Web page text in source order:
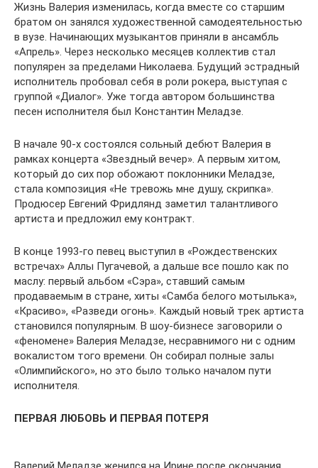
Жизнь Валерия изменилась, когда вместе со старшим
братом он занялся художественной самодеятельностью
в вузе. Начинающих музыкантов приняли в ансамбль
«Апрель». Через несколько месяцев коллектив стал
популярен за пределами Николаева. Будущий эстрадный
исполнитель пробовал себя в роли рокера, выступая с
группой «Диалог». Уже тогда автором большинства
песен исполнителя был Константин Меладзе.
В начале 90-х состоялся сольный дебют Валерия в
рамках концерта «Звездный вечер». А первым хитом,
который до сих пор обожают поклонники Меладзе,
стала композиция «Не тревожь мне душу, скрипка».
Продюсер Евгений Фридлянд заметил талантливого
артиста и предложил ему контракт.
В конце 1993-го певец выступил в «Рождественских
встречах» Аллы Пугачевой, а дальше все пошло как по
маслу: первый альбом «Сэра», ставший самым
продаваемым в стране, хиты «Самба белого мотылька»,
«Красиво», «Разведи огонь». Каждый новый трек артиста
становился популярным. В шоу-бизнесе заговорили о
«феномене» Валерия Меладзе, несравнимого ни с одним
вокалистом того времени. Он собирал полные залы
«Олимпийского», но это было только началом пути
исполнителя.
ПЕРВАЯ ЛЮБОВЬ И ПЕРВАЯ ПОТЕРЯ